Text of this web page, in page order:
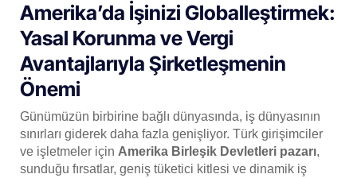
Amerika’da İşinizi Globalleştirmek:
Yasal Korunma ve Vergi
Avantajlarıyla Şirketleşmenin
Önemi
Günümüzün birbirine bağlı dünyasında, iş dünyasının
sınırları giderek daha fazla genişliyor. Türk girişimciler
ve işletmeler için Amerika Birleşik Devletleri pazarı,
sunduğu fırsatlar, geniş tüketici kitlesi ve dinamik iş